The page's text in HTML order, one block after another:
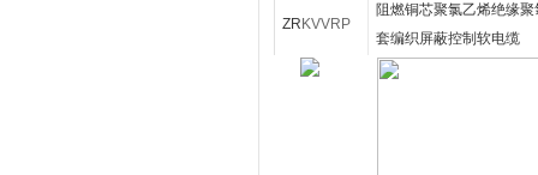
ZR KVVRP
阻燃铜芯聚氯乙烯绝缘
套编织屏蔽控制软电缆